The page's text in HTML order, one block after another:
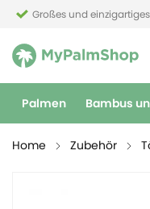
Großes und
Palmen Bambus
Home Zubehör